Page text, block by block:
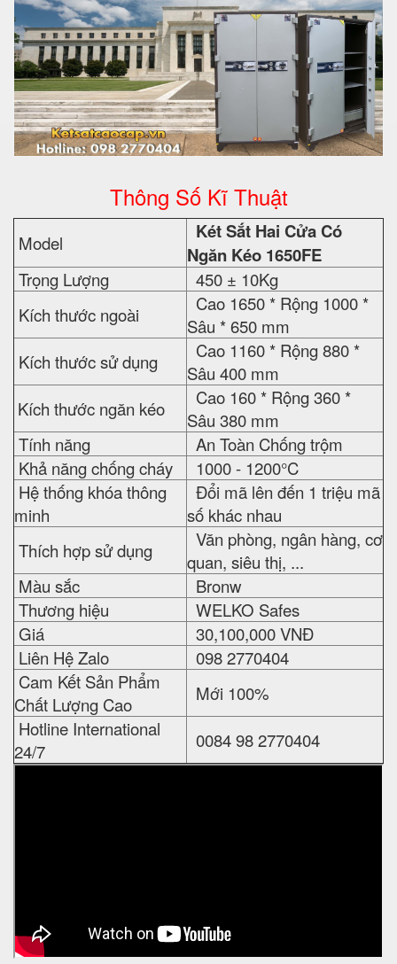
Thông Số Kĩ Thuật
Model
Két Sắt Hai Cửa Có
Ngăn Kéo 1650FE
Trọng Lượng
450 ± 10Kg
Kích thước ngoài
Cao 1650 * Rộng 1000 *
Sâu * 650 mm
Kích thước sử dụng
Cao 1160 * Rộng 880 *
Sâu 400 mm
Kích thước ngăn kéo
Cao 160 * Rộng 360 *
Sâu 380 mm
Tính năng
An Toàn Chống trộm
Khả năng chống cháy
1000 - 1200°C
Hệ thống khóa thông
minh
Đổi mã lên đến 1 triệu mã
số khác nhau
Thích hợp sử dụng
Văn phòng, ngân hàng, cơ
quan, siêu thị, ...
Màu sắc
Bronw
Thương hiệu
WELKO Safes
Giá
30,100,000 VNĐ
Liên Hệ Zalo
098 2770404
Cam Kết Sản Phẩm
Chất Lượng Cao
Mới 100%
Hotline International
24/7
0084 98 2770404